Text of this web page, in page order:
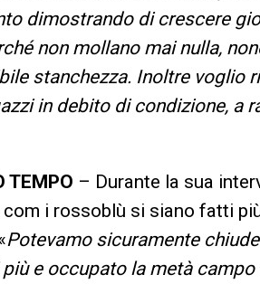
dimostrando di crescere
non mollano mai nulla,
stanchezza. Inoltre voglio
in debito di condizione, a
TEMPO – Durante la sua
i rossoblù si siano fatti
Potevamo sicuramente
e occupato la metà